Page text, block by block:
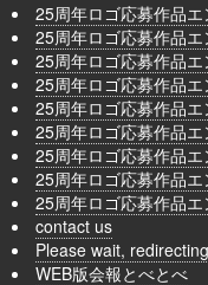
25周年ロゴ応募作品
25周年ロゴ応募作品
25周年ロゴ応募作品
25周年ロゴ応募作品
25周年ロゴ応募作品
25周年ロゴ応募作品
25周年ロゴ応募作品
25周年ロゴ応募作品
25周年ロゴ応募作品エ
contact us
Please wait,
WEB版会報とべとべ